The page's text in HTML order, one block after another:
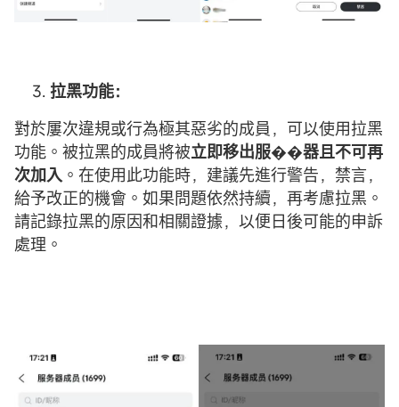
拉黑功能：
對於屢次違規或行為極其惡劣的成員，可以使用拉黑
功能。被拉黑的成員將被立即移出服��器且不可再
次加入 。在使用此功能時，建議先進行警告，禁言，
給予改正的機會。如果問題依然持續，再考慮拉黑。
請記錄拉黑的原因和相關證據，以便日後可能的申訴
處理。